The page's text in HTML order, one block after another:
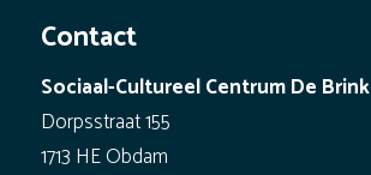
Contact
Sociaal-Cultureel Centrum De Brink
Dorpsstraat 155
1713 HE Obdam